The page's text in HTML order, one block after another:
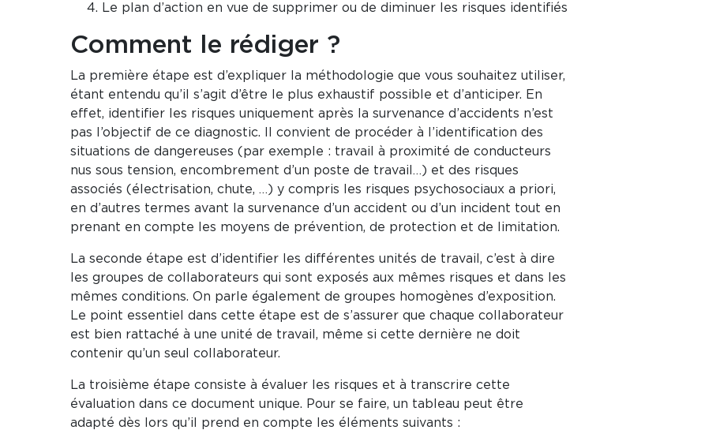
Le plan d’action en vue de supprimer ou de diminuer les risques identifiés
Comment le rédiger ?
La première étape est d’expliquer la méthodologie que vous souhaitez utiliser,
étant entendu qu’il s’agit d’être le plus exhaustif possible et d’anticiper. En
effet, identifier les risques uniquement après la survenance d’accidents n’est
pas l’objectif de ce diagnostic. Il convient de procéder à l’identification des
situations de dangereuses (par exemple : travail à proximité de conducteurs
nus sous tension, encombrement d’un poste de travail…) et des risques
associés (électrisation, chute, …) y compris les risques psychosociaux a priori,
en d’autres termes avant la survenance d’un accident ou d’un incident tout en
prenant en compte les moyens de prévention, de protection et de limitation.
La seconde étape est d’identifier les différentes unités de travail, c’est à dire
les groupes de collaborateurs qui sont exposés aux mêmes risques et dans les
mêmes conditions. On parle également de groupes homogènes d’exposition.
Le point essentiel dans cette étape est de s’assurer que chaque collaborateur
est bien rattaché à une unité de travail, même si cette dernière ne doit
contenir qu’un seul collaborateur.
La troisième étape consiste à évaluer les risques et à transcrire cette
évaluation dans ce document unique. Pour se faire, un tableau peut être
adapté dès lors qu’il prend en compte les éléments suivants :